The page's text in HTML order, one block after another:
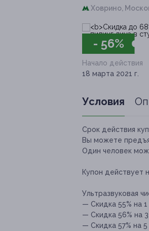
Ховрино,
- 56%
Начало действия
18 марта 2021 г.
Условия
Срок действия
Вы можете
Один человек
Купон действует
Ультразвуковая
— Скидка 55% на
— Скидка 56% на
— Скидка 57% на